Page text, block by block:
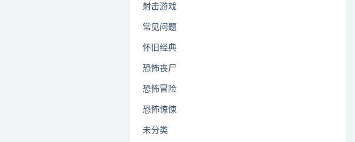
射击游戏
常见问题
怀旧经典
恐怖丧尸
恐怖冒险
恐怖惊悚
未分类